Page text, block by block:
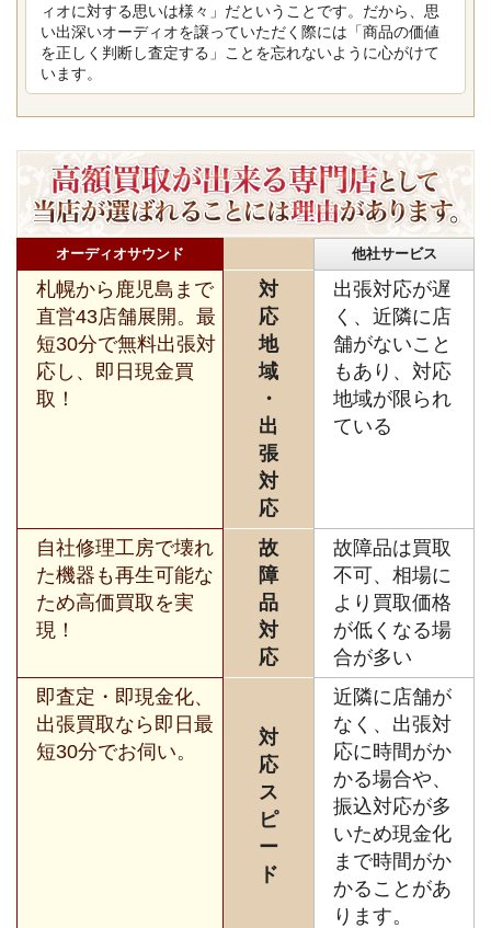
ィオに対する思いは様々」だということです。だから、思
い出深いオーディオを譲っていただく際には「商品の価値
を正しく判断し査定する」ことを忘れないように心がけて
います。
オーディオサウンド 他社サービス
札幌から鹿児島まで
直営43店舗展開。最
短30分で無料出張対
応し、即日現金買
取！
対
応
地
域
・
出
張
対
応
出張対応が遅
く、近隣に店
舗がないこと
もあり、対応
地域が限られ
ている
自社修理工房で壊れ
た機器も再生可能な
ため高価買取を実
現！
故
障
品
対
応
故障品は買取
不可、相場に
より買取価格
が低くなる場
合が多い
即査定・即現金化、
出張買取なら即日最
短30分でお伺い。
対
応
ス
ピ
ー
ド
近隣に店舗が
なく、出張対
応に時間がか
かる場合や、
振込対応が多
いため現金化
まで時間がか
かることがあ
ります。